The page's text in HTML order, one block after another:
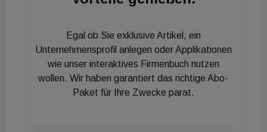
Egal ob Sie exklusive Artikel, ein
Unternehmensprofil anlegen oder Applikationen
wie unser interaktives Firmenbuch nutzen
wollen. Wir haben garantiert das richtige Abo-
Paket für Ihre Zwecke parat.